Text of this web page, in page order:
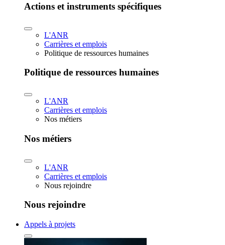
Actions et instruments spécifiques
L'ANR
Carrières et emplois
Politique de ressources humaines
Politique de ressources humaines
L'ANR
Carrières et emplois
Nos métiers
Nos métiers
L'ANR
Carrières et emplois
Nous rejoindre
Nous rejoindre
Appels à projets